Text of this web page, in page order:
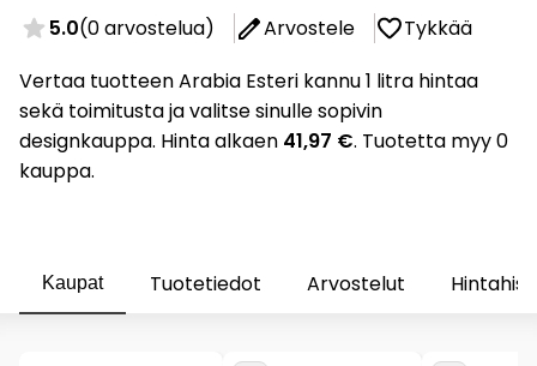
5.0(0 arvostelua) Arvostele
Tykkää
Vertaa tuotteen Arabia Esteri kannu 1 litra hintaa
sekä toimitusta ja valitse sinulle sopivin
designkauppa. Hinta alkaen 41,97 €. Tuotetta myy 0
kauppa.
Kaupat Tuotetiedot Arvostelut